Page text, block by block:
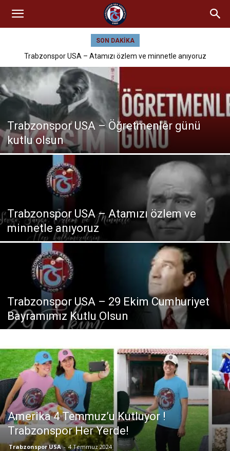
SON DAKIKA
Trabzonspor USA – Atamızı özlem ve minnetle anıyoruz
Trabzonspor USA – Öğretmenler günü
kutlu olsun
Trabzonspor USA – Atamızı özlem ve
minnetle anıyoruz
Trabzonspor USA – 29 Ekim Cumhuriyet
Bayramımız Kutlu Olsun
Amerika 4 Temmuz’u Kutluyor !
Trabzonspor Her Yerde!
Trabzonspor USA - 4 Temmuz 2024